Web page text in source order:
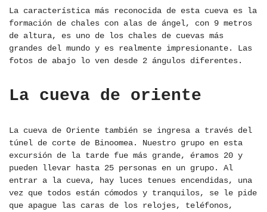
La característica más reconocida de esta cueva es la
formación de chales con alas de ángel, con 9 metros
de altura, es uno de los chales de cuevas más
grandes del mundo y es realmente impresionante. Las
fotos de abajo lo ven desde 2 ángulos diferentes.
La cueva de oriente
La cueva de Oriente también se ingresa a través del
túnel de corte de Binoomea. Nuestro grupo en esta
excursión de la tarde fue más grande, éramos 20 y
pueden llevar hasta 25 personas en un grupo. Al
entrar a la cueva, hay luces tenues encendidas, una
vez que todos están cómodos y tranquilos, se le pide
que apague las caras de los relojes, teléfonos,